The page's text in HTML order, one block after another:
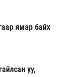
ямар байх
уу,